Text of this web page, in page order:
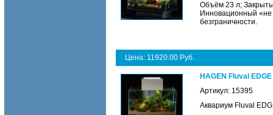
Объём 23 л;
Инновационный
безграничности.
Цена: 11920.00 Руб.
HAGEN Fluval
Артикул: 15395
Аквариум Fluval